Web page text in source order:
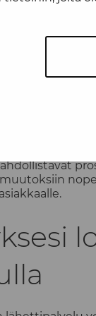
ole vain
myös